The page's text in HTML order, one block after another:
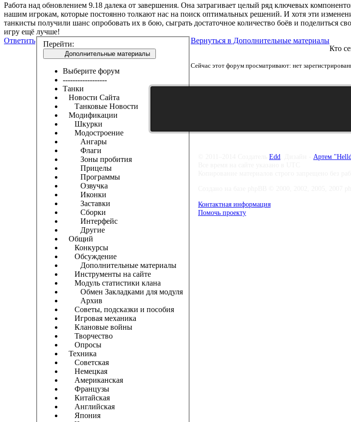
Работа над обновлением 9.18 далека от завершения. Она затрагивает целый ряд ключевых
нашим игрокам, которые постоянно толкают нас на поиск оптимальных решений. И хотя эти
танкисты получили шанс опробовать их в бою, сыграть достаточное количество боёв и
игру ещё лучше!
Ответить
Перейти:
Дополнительные материалы
Выберите форум
------------------
Танки
Новости Сайта
Танковые Новости
Модификации
Шкурки
Модостроение
Ангары
Флаги
Зоны пробития
Прицелы
Программы
Озвучка
Иконки
Заставки
Сборки
Интерфейс
Другие
Общий
Конкурсы
Обсуждение
Дополнительные материалы
Инструменты на сайте
Модуль статистики клана
Обмен Закладками для модуля
Архив
Советы, подсказки и пособия
Игровая механика
Клановые войны
Творчество
Опросы
Техника
Советская
Немецкая
Американская
Французы
Китайская
Английская
Япония
Вернуться в Дополнительные материалы
Кто
Сейчас этот форум просматривают: нет
Edd Артем
Контактная информация
Помочь проекту